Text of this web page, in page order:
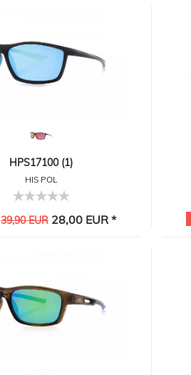
HPS17100 (1)
HIS POL
39,90 EUR28,00 EUR *